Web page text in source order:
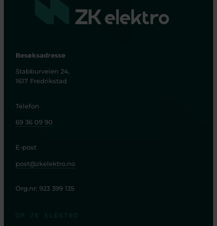
Besøksadresse
Stabburveien 24,
1617 Fredrikstad
Telefon
69 36 09 90
E-post
post@zkelektro.no
Org.nr: 923 399 135